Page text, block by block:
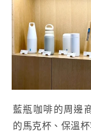
藍瓶咖啡的周邊
的馬克杯、保溫